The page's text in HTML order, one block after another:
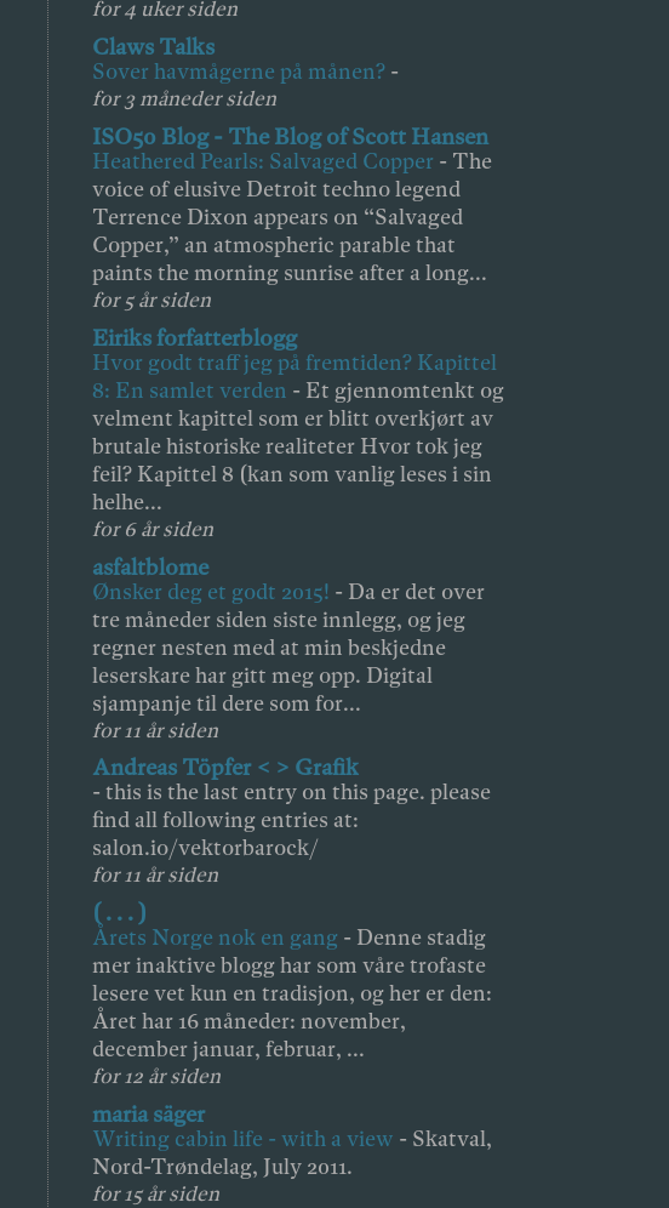
for 4 uker siden
Claws Talks
Sover havmågerne på månen? -
for 3 måneder siden
ISO50 Blog - The Blog of Scott Hansen
Heathered Pearls: Salvaged Copper - The
voice of elusive Detroit techno legend
Terrence Dixon appears on “Salvaged
Copper,” an atmospheric parable that
paints the morning sunrise after a long...
for 5 år siden
Eiriks forfatterblogg
Hvor godt traff jeg på fremtiden? Kapittel
8: En samlet verden - Et gjennomtenkt og
velment kapittel som er blitt overkjørt av
brutale historiske realiteter Hvor tok jeg
feil? Kapittel 8 (kan som vanlig leses i sin
helhe...
for 6 år siden
asfaltblome
Ønsker deg et godt 2015! - Da er det over
tre måneder siden siste innlegg, og jeg
regner nesten med at min beskjedne
leserskare har gitt meg opp. Digital
sjampanje til dere som for...
for 11 år siden
Andreas Töpfer < > Grafik
- this is the last entry on this page. please
find all following entries at:
salon.io/vektorbarock/
for 11 år siden
( . . . )
Årets Norge nok en gang - Denne stadig
mer inaktive blogg har som våre trofaste
lesere vet kun en tradisjon, og her er den:
Året har 16 måneder: november,
december januar, februar, ...
for 12 år siden
maria säger
Writing cabin life - with a view - Skatval,
Nord-Trøndelag, July 2011.
for 15 år siden